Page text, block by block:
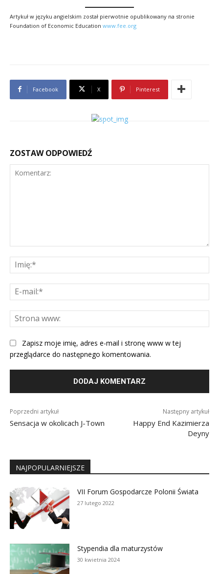
Artykuł w języku angielskim został pierwotnie opublikowany na stronie
Foundation of Economic Education www.fee.org
Facebook X Pinterest
ZOSTAW ODPOWIEDŹ
Zapisz moje imię, adres e-mail i stronę www w tej
przeglądarce do następnego komentowania.
Poprzedni artykuł
Sensacja w okolicach J-Town
Następny artykuł
Happy End Kazimierza
Deyny
NAJPOPULARNIEJSZE
VII Forum Gospodarcze Polonii Świata
27 lutego 2022
Stypendia dla maturzystów
30 kwietnia 2024